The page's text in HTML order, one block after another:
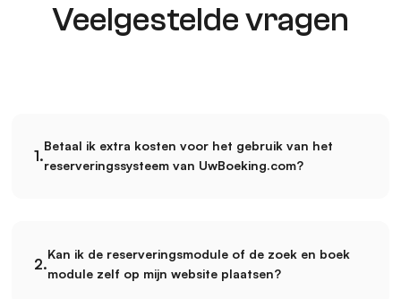
Veelgestelde vragen
1.
Betaal ik extra kosten voor het gebruik van het
reserveringssysteem van UwBoeking.com?
accommodaties of plaatsen. Wij rekenen geen extra
kosten voor onderdelen of voor de inrichting van je
2.
Kan ik de reserveringsmodule of de zoek en boek
module zelf op mijn website plaatsen?